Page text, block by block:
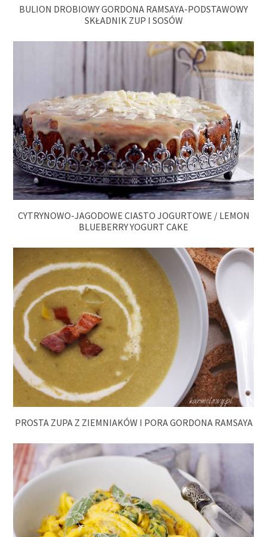
BULION DROBIOWY GORDONA RAMSAYA-PODSTAWOWY
SKŁADNIK ZUP I SOSÓW
CYTRYNOWO-JAGODOWE CIASTO JOGURTOWE / LEMON
BLUEBERRY YOGURT CAKE
PROSTA ZUPA Z ZIEMNIAKÓW I PORA GORDONA RAMSAYA